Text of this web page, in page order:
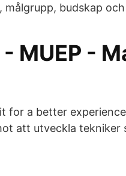
budskap och
MUEP -
for a better
att utveckla tekniker